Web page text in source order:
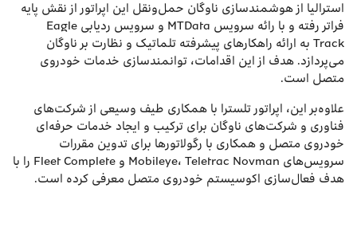
استرالیا از هوشمندسازی ناوگان حمل‌ونقل این اپراتور از نقش پایه
فراتر رفته و با رائه سرویس MTData و سرویس ردیابی Eagle
Track به ارائه راهکارهای پیشرفته تلماتیک و نظارت بر ناوگان
می‌پردازد. هدف از این اقدامات، توانمندسازی خدمات خودروی
متصل است.
علاوه‌بر این، اپراتور تلسترا با همکاری طیف وسیعی از شرکت‌های
فناوری و شرکت‌های ناوگان برای ترکیب و ایجاد خدمات حرفه‌ای
خودروی متصل و همکاری با رگولاتورها برای تدوین مقررات
سرویس‌های Mobileye، Teletrac Novman و Fleet Complete را با
هدف فعال‌سازی اکوسیستم خودروی متصل معرفی کرده است.